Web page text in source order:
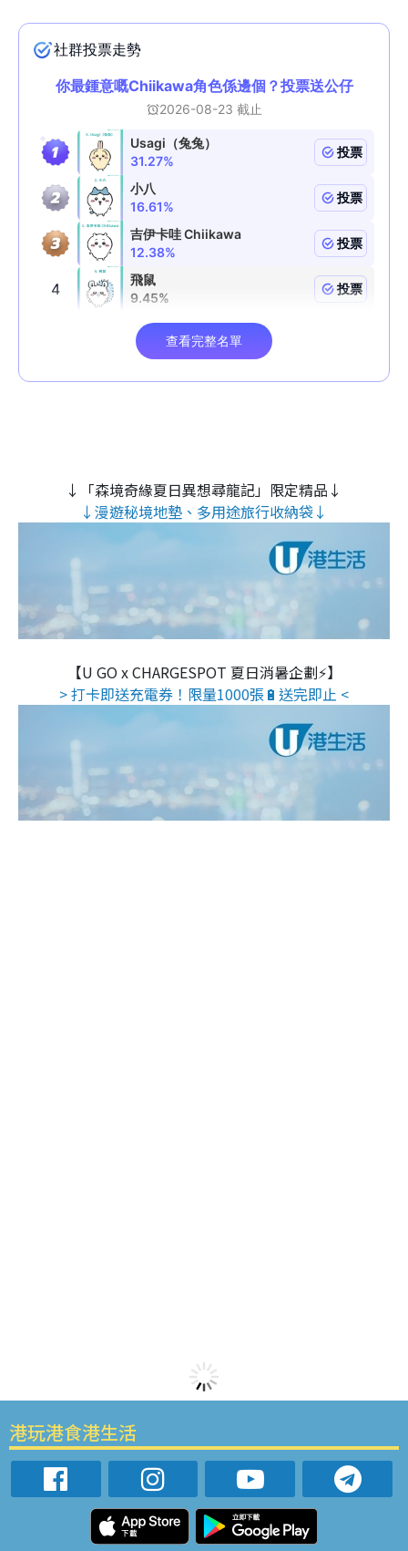
↓「森境奇緣夏日異想尋龍記」限定精品↓
↓漫遊秘境地墊、多用途旅行收納袋↓
【U GO x CHARGESPOT 夏日消暑企劃⚡】
> 打卡即送充電券！限量1000張🔋送完即止 <
港玩港食港生活